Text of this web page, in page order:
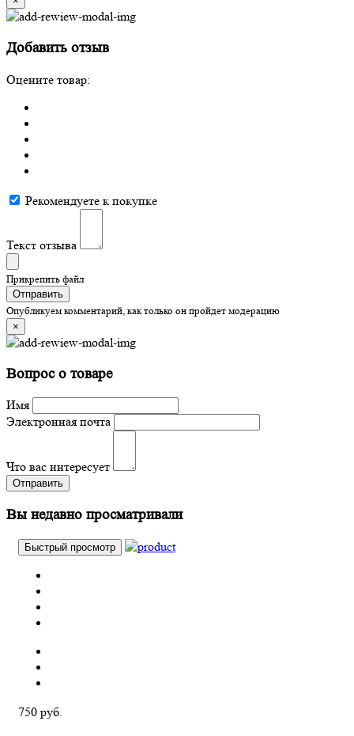
Добавить отзыв
Оцените товар:
Рекомендуете к покупке
Текст отзыва
Прикрепить файл
Отправить
Опубликуем комментарий, как только он пройдет модерацию
×
Вопрос о товаре
Имя
Электронная почта
Что вас интересует
Отправить
Вы недавно просматривали
Быстрый просмотр
750 руб.